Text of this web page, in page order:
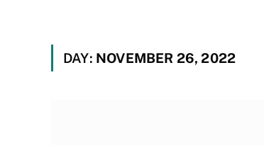
DAY: NOVEMBER 26, 2022